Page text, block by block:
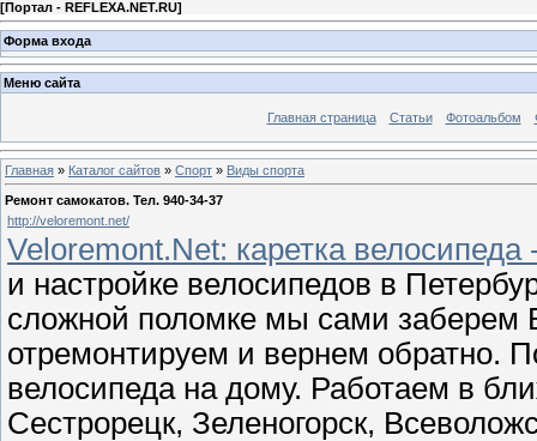
[Портал - REFLEXA.NET.RU]
Форма входа
Меню сайта
Главная страница Статьи Фотоальбом
Главная » Каталог сайтов » Спорт » Виды спорта
Ремонт самокатов. Тел. 940-34-37
http://veloremont.net/
Veloremont.Net: каретка
и настройке велосипедов в
сложной поломке мы сами заберем
отремонтируем и вернем обратно.
велосипеда на дому. Работаем в
Сестрорецк, Зеленогорск,